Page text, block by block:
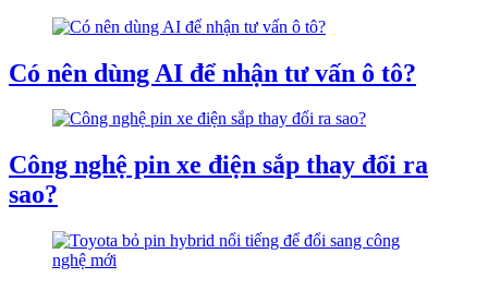
Có nên dùng AI để nhận tư vấn ô tô?
Công nghệ pin xe điện sắp thay đổi ra
sao?